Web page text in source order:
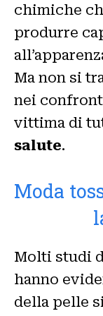
chimiche
produrre
Ma non si
nei
vittima di
salute.
Moda
Molti studi
hanno
della pelle